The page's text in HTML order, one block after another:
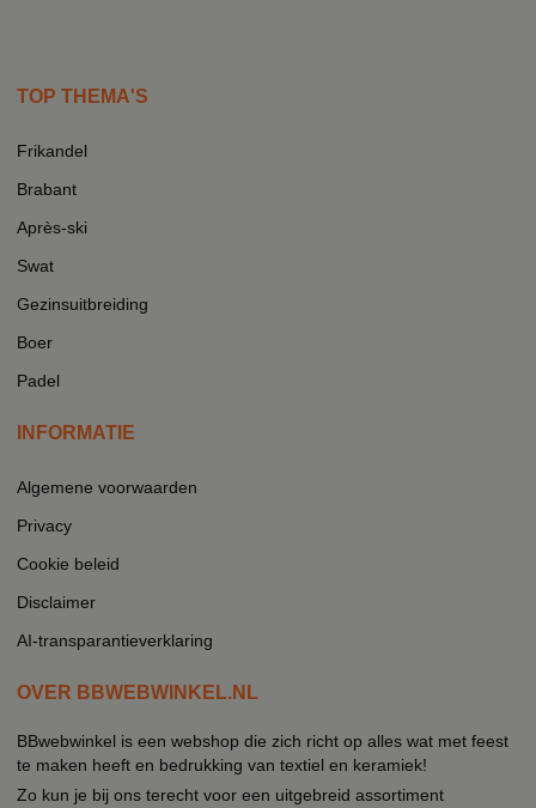
TOP THEMA'S
Frikandel
Brabant
Après-ski
Swat
Gezinsuitbreiding
Boer
Padel
INFORMATIE
Algemene voorwaarden
Privacy
Cookie beleid
Disclaimer
AI-transparantieverklaring
OVER BBWEBWINKEL.NL
BBwebwinkel is een webshop die zich richt op alles wat met feest
te maken heeft en bedrukking van textiel en keramiek!
Zo kun je bij ons terecht voor een uitgebreid assortiment